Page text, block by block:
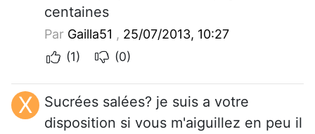
centaines
Par Gailla51 , 25/07/2013, 10:27
(1)
(0)
X
Sucrées salées? je suis a votre
disposition si vous m'aiguillez en peu il